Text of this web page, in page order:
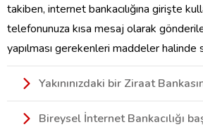
takiben, internet bankacılığına girişte
telefonunuza kısa mesaj olarak
yapılması gerekenleri maddeler halinde
Yakınınızdaki bir Ziraat
Bireysel İnternet Bankacılığı